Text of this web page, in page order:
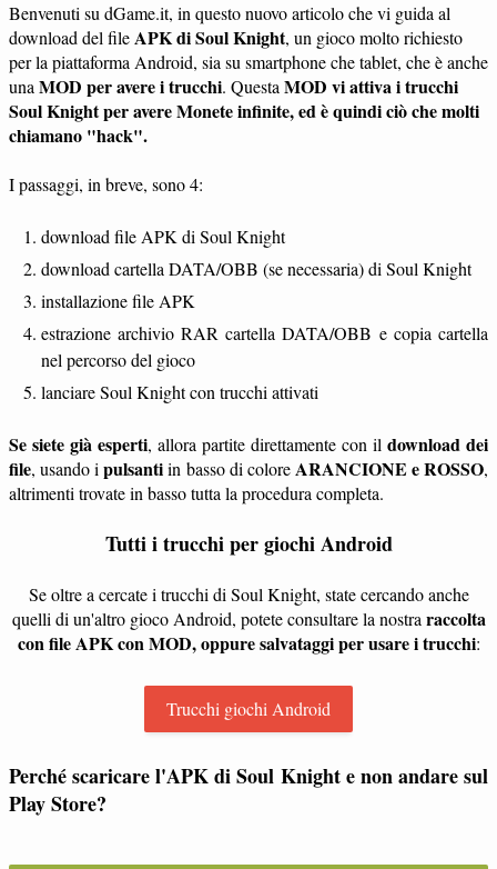
Benvenuti su dGame.it, in questo nuovo articolo che vi guida al
download del fileAPK di Soul Knight, un gioco molto richiesto
per la piattaforma Android, sia su smartphone che tablet, che è anche
una MOD per avere i trucchi. Questa MOD vi attiva i trucchi
Soul Knight per avere Monete infinite, ed è quindi ciò che molti
chiamano "hack".
I passaggi, in breve, sono 4:
download file APK di Soul Knight
download cartella DATA/OBB (se necessaria) di Soul Knight
installazione file APK
estrazione archivio RAR cartella DATA/OBB e copia cartella
nel percorso del gioco
lanciare Soul Knight con trucchi attivati
Se siete già esperti, allora partite direttamente con il download dei
file, usando ipulsantiin basso di coloreARANCIONE e ROSSO,
altrimenti trovate in basso tutta la procedura completa.
Tutti i trucchi per giochi Android
Se oltre a cercate i trucchi di Soul Knight, state cercando anche
quelli di un'altro gioco Android, potete consultare la nostra raccolta
con file APK con MOD, oppure salvataggi per usare i trucchi:
Trucchi giochi Android
Perché scaricare l'APK di Soul Knight e non andare sul
Play Store?